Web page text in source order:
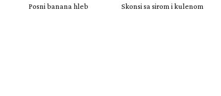
Posni banana hleb Skonsi sa sirom i kulenom